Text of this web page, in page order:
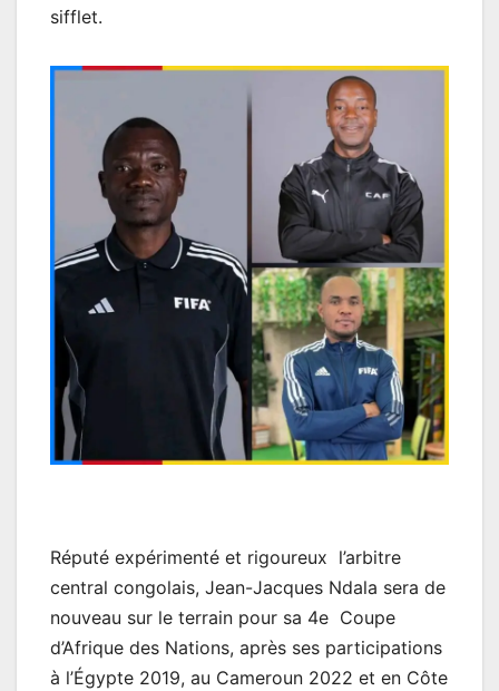
sifflet.
Réputé expérimenté et rigoureux l’arbitre
central congolais, Jean-Jacques Ndala sera de
nouveau sur le terrain pour sa 4e Coupe
d’Afrique des Nations, après ses participations
à l’Égypte 2019, au Cameroun 2022 et en Côte